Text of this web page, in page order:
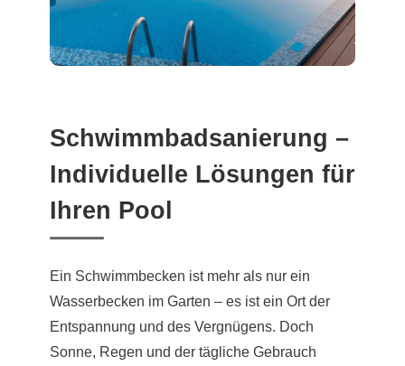
Schwimmbadsanierung –
Individuelle Lösungen für
Ihren Pool
Ein Schwimmbecken ist mehr als nur ein
Wasserbecken im Garten – es ist ein Ort der
Entspannung und des Vergnügens. Doch
Sonne, Regen und der tägliche Gebrauch